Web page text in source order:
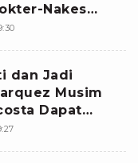
Nakes
dan Jadi
Musim
Dapat
Stoner